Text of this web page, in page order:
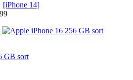
[iPhone 14]
GB sort